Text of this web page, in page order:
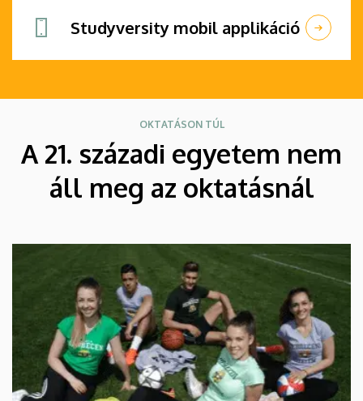
Studyversity mobil applikáció
OKTATÁSON TÚL
A 21. századi egyetem nem
áll meg az oktatásnál